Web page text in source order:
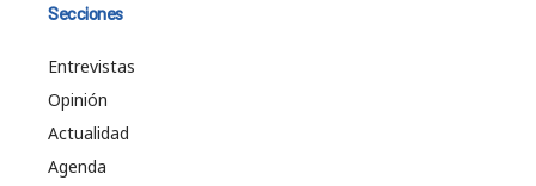
Secciones
Entrevistas
Opinión
Actualidad
Agenda